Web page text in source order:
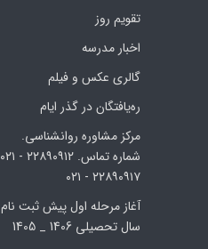
تقویم روز
اخبار مدرسه
گالری عکس و فیلم
ره‌یافتگان در گذر ایام
مرکز مشاوره روانشناسی.
۲۲۸۹۰۹۱۷ - ۰۲۱
آغاز مرحله اول پیش ثبت نام
سال تحصیلی 1406 _ 1405